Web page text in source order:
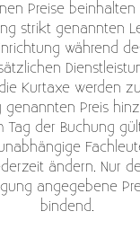
Preise
strikt genannten
während
Kurtaxe werden
genannten Preis
Tag der Buchung
ändern. Nur
angegebene
bindend.